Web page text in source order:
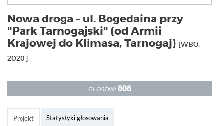
Nowa droga – ul. Bogedaina przy
"Park Tarnogajski" (od Armii
Krajowej do Klimasa, Tarnogaj) [WBO.
2020]
GŁOSÓW: 808
Projekt Statystyki głosowania